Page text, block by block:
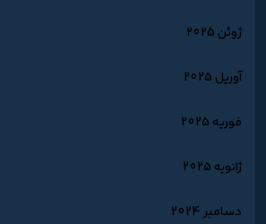
ژوئن 2025
آوریل 2025
فوریه 2025
ژانویه 2025
دسامبر 2024